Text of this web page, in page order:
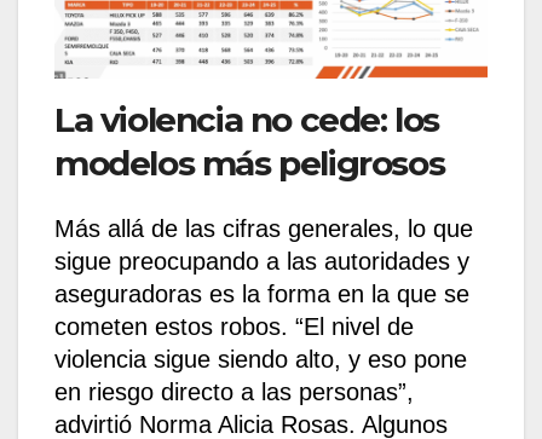
La violencia no cede: los
modelos más peligrosos
Más allá de las cifras generales, lo que
sigue preocupando a las autoridades y
aseguradoras es la forma en la que se
cometen estos robos. “El nivel de
violencia sigue siendo alto, y eso pone
en riesgo directo a las personas”,
advirtió Norma Alicia Rosas. Algunos